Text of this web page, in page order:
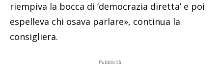
riempiva la bocca di ‘democrazia diretta’ e poi
espelleva chi osava parlare», continua la
consigliera.
Pubblicità